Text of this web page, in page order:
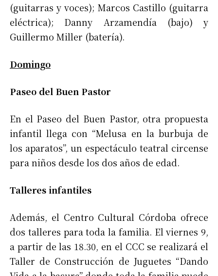
(guitarras y voces); Marcos Castillo (guitarra
eléctrica); Danny Arzamendía (bajo) y
Guillermo Miller (batería).
Domingo
Paseo del Buen Pastor
En el Paseo del Buen Pastor, otra propuesta
infantil llega con “Melusa en la burbuja de
los aparatos”, un espectáculo teatral circense
para niños desde los dos años de edad.
Talleres infantiles
Además, el Centro Cultural Córdoba ofrece
dos talleres para toda la familia. El viernes 9,
a partir de las 18.30, en el CCC se realizará el
Taller de Construcción de Juguetes “Dando